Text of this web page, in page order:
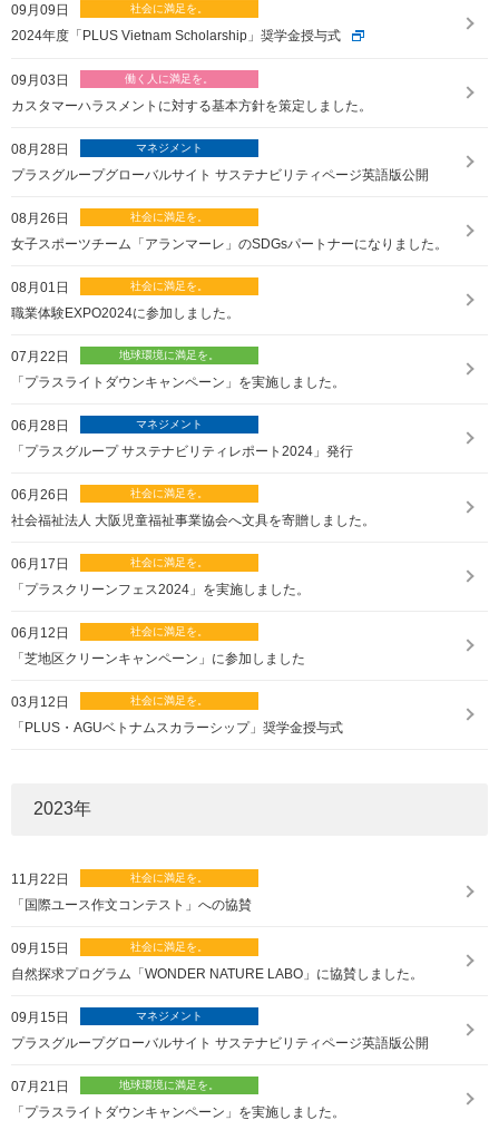
09月09日
2024年度「PLUS Vietnam Scholarship」奨学金授与式
09月03日
カスタマーハラスメントに対する基本方針を策定しました。
08月28日
プラスグループグローバルサイト サステナビリティページ英語版公開
08月26日
女子スポーツチーム「アランマーレ」のSDGsパートナーになりました。
08月01日
職業体験EXPO2024に参加しました。
07月22日
「プラスライトダウンキャンペーン」を実施しました。
06月28日
「プラスグループ サステナビリティレポート2024」発行
06月26日
社会福祉法人 大阪児童福祉事業協会へ文具を寄贈しました。
06月17日
「プラスクリーンフェス2024」を実施しました。
06月12日
「芝地区クリーンキャンペーン」に参加しました
03月12日
「PLUS・AGUベトナムスカラーシップ」奨学金授与式
2023年
11月22日
「国際ユース作文コンテスト」への協賛
09月15日
自然探求プログラム「WONDER NATURE LABO」に協賛しました。
09月15日
プラスグループグローバルサイト サステナビリティページ英語版公開
07月21日
「プラスライトダウンキャンペーン」を実施しました。